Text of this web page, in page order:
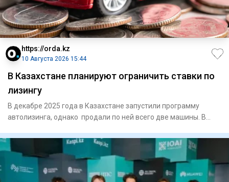
https://orda.kz
10 Августа 2026 15:44
В Казахстане планируют ограничить ставки по
лизингу
В декабре 2025 года в Казахстане запустили программу
автолизинга, однако продали по ней всего две машины. В